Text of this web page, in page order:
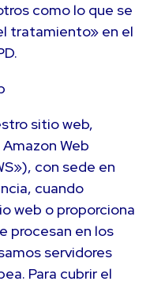
como lo que se
tratamiento» en el
sitio web,
Web
con sede en
cuando
web o proporciona
procesan en los
servidores
Para cubrir el